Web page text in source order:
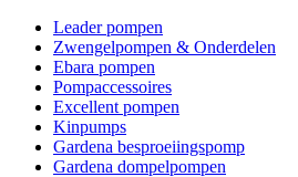
Leader pompen
Zwengelpompen & Onderdelen
Ebara pompen
Pompaccessoires
Excellent pompen
Kinpumps
Gardena besproeiingspomp
Gardena dompelpompen